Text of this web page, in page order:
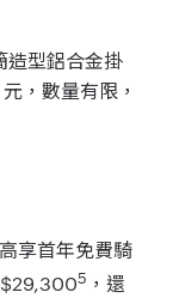
造型鋁合金掛
，數量有限，
享首年免費騎
5 ，還